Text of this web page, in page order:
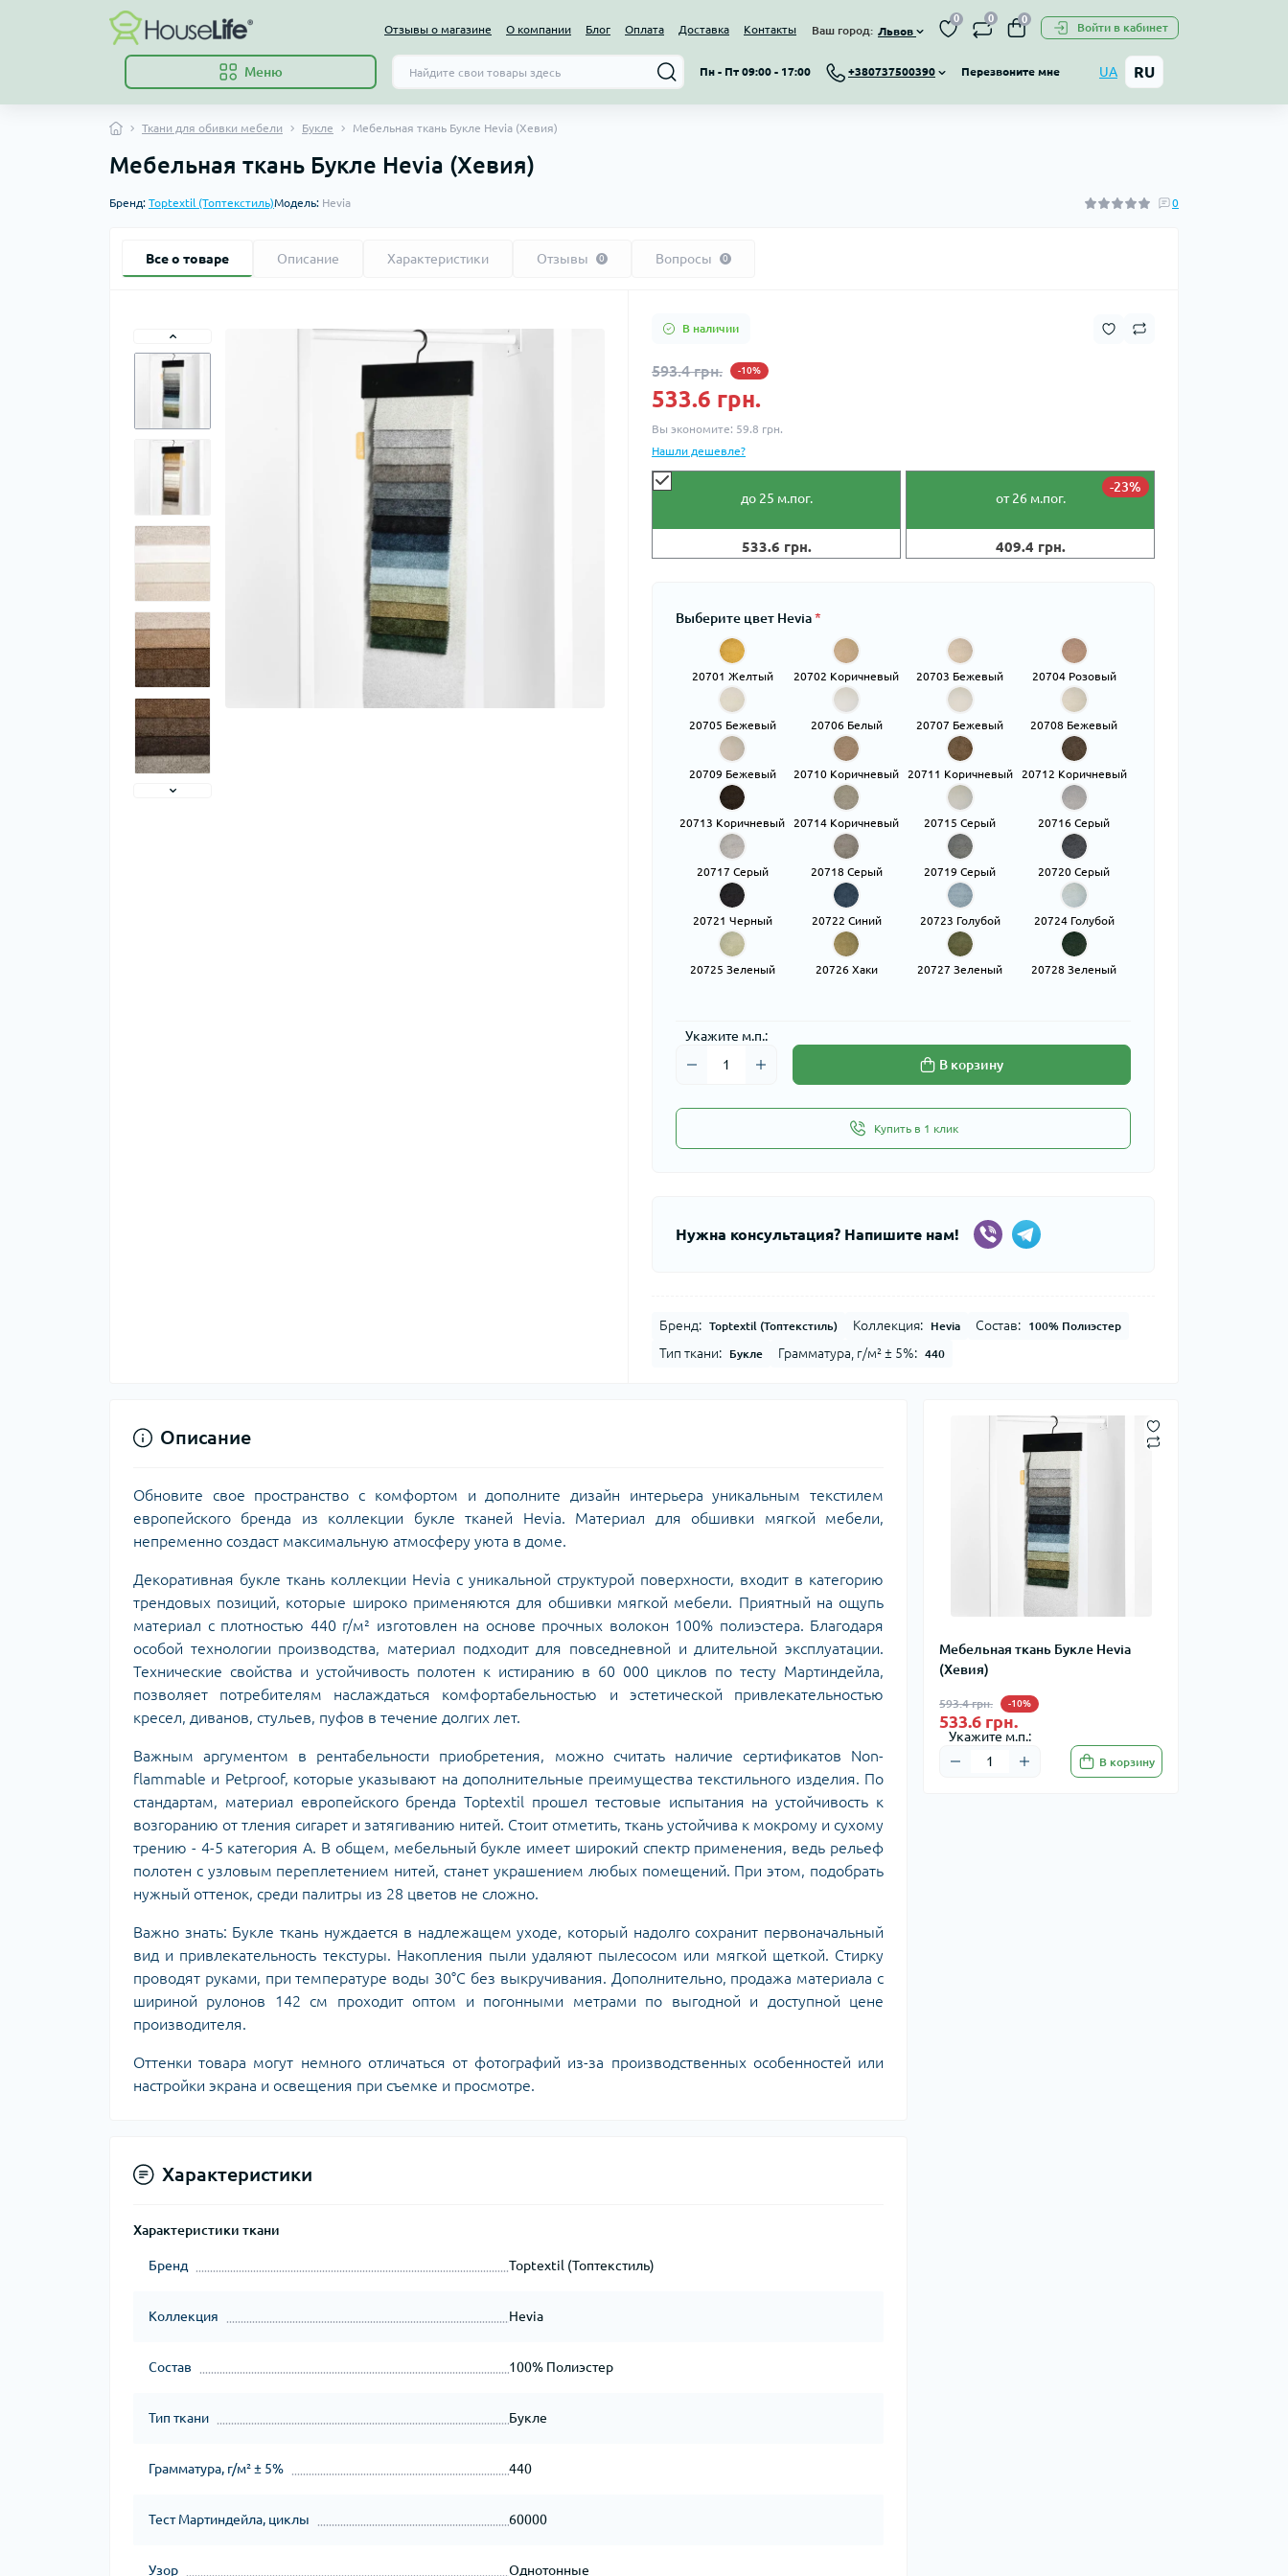
Отзывы о магазине О компании Блог Оплата Доставка Контакты Ваш город: Львов
0 0 0
Войти в кабинет
Меню Пн - Пт 09:00 - 17:00 +380737500390 Перезвоните мне UA RU
Ткани для обивки мебели Букле Мебельная ткань Букле Hevia (Хевия)
Мебельная ткань Букле Hevia (Хевия)
Бренд: Toptextil (Топтекстиль)Модель: Hevia 0
Все о товаре Описание Характеристики Отзывы 0 Вопросы 0
В наличии
593.4 грн. -10%
533.6 грн.
Вы экономите: 59.8 грн.
Нашли дешевле?
до 25 м.пог.
533.6 грн.
-23%
от 26 м.пог.
409.4 грн.
Выберите цвет Hevia*
20701 Желтый 20702 Коричневый 20703 Бежевый 20704 Розовый
20705 Бежевый 20706 Белый 20707 Бежевый 20708 Бежевый
20709 Бежевый 20710 Коричневый 20711 Коричневый 20712 Коричневый
20713 Коричневый 20714 Коричневый 20715 Серый 20716 Серый
20717 Серый 20718 Серый 20719 Серый 20720 Серый
20721 Черный 20722 Синий 20723 Голубой 20724 Голубой
20725 Зеленый 20726 Хаки 20727 Зеленый 20728 Зеленый
Укажите м.п.:
В корзину
Купить в 1 клик
Нужна консультация? Напишите нам!
Бренд: Toptextil (Топтекстиль) Коллекция: Hevia Состав: 100% Полиэстер
Тип ткани: Букле Грамматура, г/м² ± 5%: 440
Мебельная ткань Букле Hevia
(Хевия)
593.4 грн. -10%
533.6 грн.
Укажите м.п.:
В корзину
Описание
Обновите свое пространство с комфортом и дополните дизайн интерьера уникальным текстилем
европейского бренда из коллекции букле тканей Hevia. Материал для обшивки мягкой мебели,
непременно создаст максимальную атмосферу уюта в доме.
Декоративная букле ткань коллекции Hevia с уникальной структурой поверхности, входит в категорию
трендовых позиций, которые широко применяются для обшивки мягкой мебели. Приятный на ощупь
материал с плотностью 440 г/м² изготовлен на основе прочных волокон 100% полиэстера. Благодаря
особой технологии производства, материал подходит для повседневной и длительной эксплуатации.
Технические свойства и устойчивость полотен к истиранию в 60 000 циклов по тесту Мартиндейла,
позволяет потребителям наслаждаться комфортабельностью и эстетической привлекательностью
кресел, диванов, стульев, пуфов в течение долгих лет.
Важным аргументом в рентабельности приобретения, можно считать наличие сертификатов Non-
flammable и Petproof, которые указывают на дополнительные преимущества текстильного изделия. По
стандартам, материал европейского бренда Toptextil прошел тестовые испытания на устойчивость к
возгоранию от тления сигарет и затягиванию нитей. Стоит отметить, ткань устойчива к мокрому и сухому
трению - 4-5 категория А. В общем, мебельный букле имеет широкий спектр применения, ведь рельеф
полотен с узловым переплетением нитей, станет украшением любых помещений. При этом, подобрать
нужный оттенок, среди палитры из 28 цветов не сложно.
Важно знать: Букле ткань нуждается в надлежащем уходе, который надолго сохранит первоначальный
вид и привлекательность текстуры. Накопления пыли удаляют пылесосом или мягкой щеткой. Стирку
проводят руками, при температуре воды 30°C без выкручивания. Дополнительно, продажа материала с
шириной рулонов 142 см проходит оптом и погонными метрами по выгодной и доступной цене
производителя.
Оттенки товара могут немного отличаться от фотографий из-за производственных особенностей или
настройки экрана и освещения при съемке и просмотре.
Характеристики
Характеристики ткани
Бренд Toptextil (Топтекстиль)
Коллекция Hevia
Состав 100% Полиэстер
Тип ткани Букле
Грамматура, г/м² ± 5% 440
Тест Мартиндейла, циклы 60000
Узор Однотонные